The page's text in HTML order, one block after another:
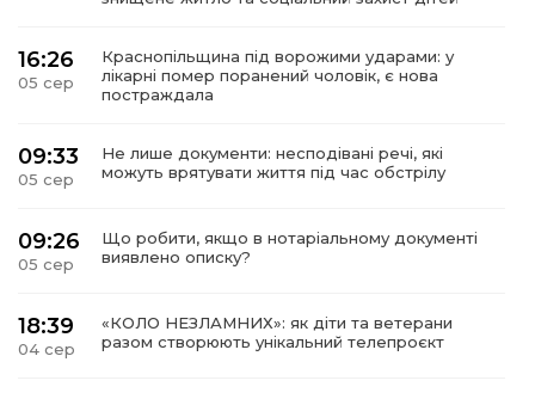
16:26
05 сер
Краснопільщина під ворожими ударами: у
лікарні помер поранений чоловік, є нова
постраждала
09:33
05 сер
Не лише документи: несподівані речі, які
можуть врятувати життя під час обстрілу
09:26
05 сер
Що робити, якщо в нотаріальному документі
виявлено описку?
18:39
04 сер
«КОЛО НЕЗЛАМНИХ»: як діти та ветерани
разом створюють унікальний телепроєкт